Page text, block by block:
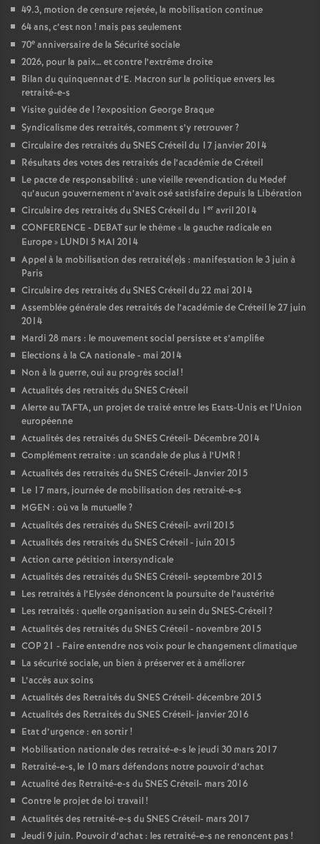
49.3, motion de censure rejetée, la mobilisation continue
64 ans, c’est non ! mais pas seulement
70e anniversaire de la Sécurité sociale
2026, pour la paix… et contre l’extrême droite
Bilan du quinquennat d’E. Macron sur la politique envers les
retraité-e-s
Visite guidée de l?exposition George Braque
Syndicalisme des retraités, comment s’y retrouver?
Circulaire des retraités duSNESCréteil du 17 janvier 2014
Résultats des votes des retraités de l’académie de Créteil
Le pacte de responsabilité : une vieille revendication du Medef
qu’aucun gouvernement n’avait osé satisfaire depuis la Libération
Circulaire des retraités duSNESCréteil du 1 er avril 2014
CONFERENCE - DEBATsur le thème « la gauche radicale en
Europe» LUNDI 5 MAI 2014
Appel à la mobilisation des retraité(e)s : manifestation le 3 juin à
Paris
Circulaire des retraités duSNESCréteil du 22 mai 2014
Assemblée générale des retraités de l’académie de Créteil le 27 juin
2014
Mardi 28 mars : le mouvement social persiste et s’amplifie
Elections à la CA nationale - mai 2014
Non à la guerre, oui au progrès social!
Actualités des retraités duSNESCréteil
Alerte auTAFTA, un projet de traité entre les Etats-Unis et l’Union
européenne
Actualités des retraités duSNESCréteil- Décembre 2014
Complément retraite : un scandale de plus à l’UMR !
Actualités des retraités duSNESCréteil- Janvier 2015
Le 17 mars, journée de mobilisation des retraité-e-s
MGEN : où va la mutuelle?
Actualités des retraités duSNESCréteil- avril 2015
Actualités des retraités duSNESCréteil - juin 2015
Action carte pétition intersyndicale
Actualités des retraités duSNESCréteil- septembre 2015
Les retraités à l’Elysée dénoncent la poursuite de l’austérité
Les retraités : quelle organisation au sein duSNES-Créteil?
Actualités des retraités duSNESCréteil - novembre 2015
COP21 - Faire entendre nos voix pour le changement climatique
La sécurité sociale, un bien à préserver et à améliorer
L’accès aux soins
Actualités des Retraités duSNESCréteil- décembre 2015
Actualités des Retraités duSNESCréteil- janvier 2016
Etat d’urgence : en sortir!
Mobilisation nationale des retraité-e-s le jeudi 30 mars 2017
Retraité-e-s, le 10 mars défendons notre pouvoir d’achat
Actualité des Retraité-e-s duSNESCréteil- mars 2016
Contre le projet de loi travail!
Actualités des retraité-e-s duSNESCréteil- mars 2017
Jeudi 9 juin. Pouvoir d’achat : les retraité-e-s ne renoncent pas !